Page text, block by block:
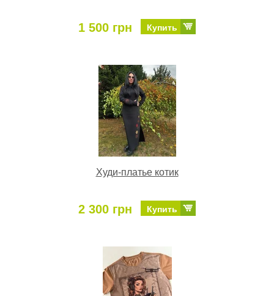
1 500 грн Купить
Худи-платье котик
2 300 грн Купить